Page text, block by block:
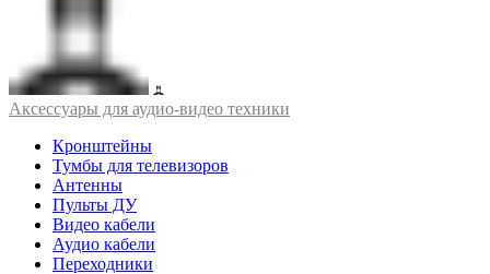
Аксессуары для аудио-видео техники
Кронштейны
Тумбы для телевизоров
Антенны
Пульты ДУ
Видео кабели
Аудио кабели
Переходники